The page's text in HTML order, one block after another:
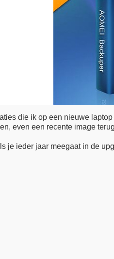
die ik op een nieuwe
even een recente image
je ieder jaar meegaat in de